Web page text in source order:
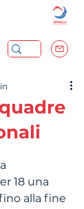
5.
18 una
alla fine